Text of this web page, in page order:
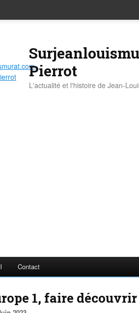
Pierrot
L'actualité et l'histoire de Jean-
Contact
1, faire